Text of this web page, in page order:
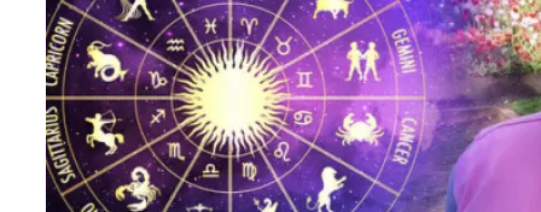
Обновление Для Range Rover Velar:
«умные» Фары, Новый Салон,
Улучшение PHEV-Версии